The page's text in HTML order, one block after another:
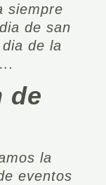
siempre
de san
de la
de
la
eventos